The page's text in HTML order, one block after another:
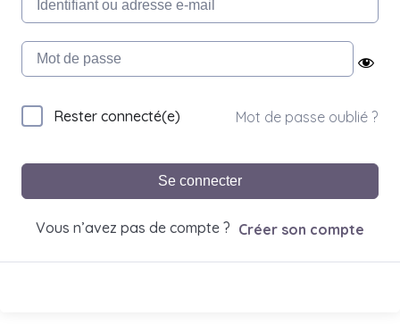
Rester connecté(e) Mot de passe oublié ?
Se connecter
Vous n’avez pas de compte ? Créer son compte